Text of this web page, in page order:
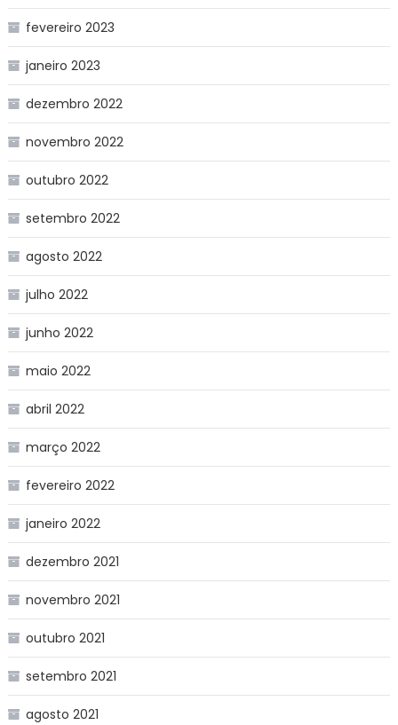
fevereiro 2023
janeiro 2023
dezembro 2022
novembro 2022
outubro 2022
setembro 2022
agosto 2022
julho 2022
junho 2022
maio 2022
abril 2022
março 2022
fevereiro 2022
janeiro 2022
dezembro 2021
novembro 2021
outubro 2021
setembro 2021
agosto 2021